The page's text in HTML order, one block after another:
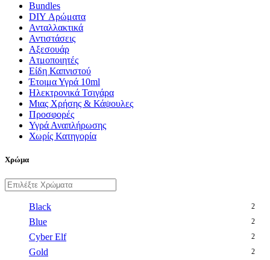
Bundles
DIY Αρώματα
Ανταλλακτικά
Αντιστάσεις
Αξεσουάρ
Ατμοποιητές
Είδη Καπνιστού
Έτοιμα Υγρά 10ml
Ηλεκτρονικά Τσιγάρα
Μιας Χρήσης & Κάψουλες
Προσφορές
Υγρά Αναπλήρωσης
Χωρίς Κατηγορία
Χρώμα
Black 2
Blue 2
Cyber Elf 2
Gold 2